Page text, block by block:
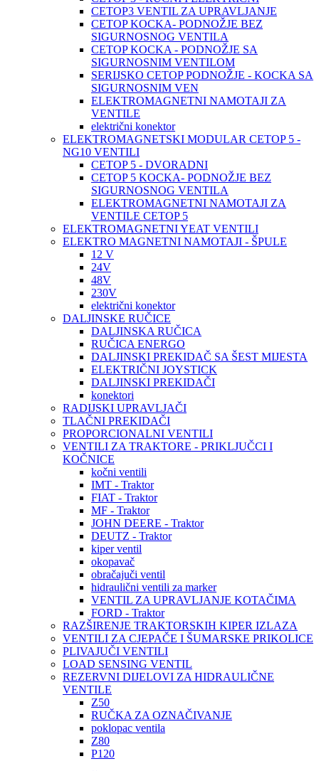
CETOP3 VENTIL ZA UPRAVLJANJE
CETOP KOCKA- PODNOŽJE BEZ
SIGURNOSNOG VENTILA
CETOP KOCKA - PODNOŽJE SA
SIGURNOSNIM VENTILOM
SERIJSKO CETOP PODNOŽJE - KOCKA SA
SIGURNOSNIM VEN
ELEKTROMAGNETNI NAMOTAJI ZA
VENTILE
električni konektor
ELEKTROMAGNETSKI MODULAR CETOP 5 -
NG10 VENTILI
CETOP 5 - DVORADNI
CETOP 5 KOCKA- PODNOŽJE BEZ
SIGURNOSNOG VENTILA
ELEKTROMAGNETNI NAMOTAJI ZA
VENTILE CETOP 5
ELEKTROMAGNETNI YEAT VENTILI
ELEKTRO MAGNETNI NAMOTAJI - ŠPULE
12 V
24V
48V
230V
električni konektor
DALJINSKE RUČICE
DALJINSKA RUČICA
RUČICA ENERGO
DALJINSKI PREKIDAČ SA ŠEST MIJESTA
ELEKTRIČNI JOYSTICK
DALJINSKI PREKIDAČI
konektori
RADIJSKI UPRAVLJAČI
TLAČNI PREKIDAČI
PROPORCIONALNI VENTILI
VENTILI ZA TRAKTORE - PRIKLJUČCI I
KOČNICE
kočni ventili
IMT - Traktor
FIAT - Traktor
MF - Traktor
JOHN DEERE - Traktor
DEUTZ - Traktor
kiper ventil
okopavač
obračajuči ventil
hidraulični ventili za marker
VENTIL ZA UPRAVLJANJE KOTAČIMA
FORD - Traktor
RAZŠIRENJE TRAKTORSKIH KIPER IZLAZA
VENTILI ZA CJEPAČE I ŠUMARSKE PRIKOLICE
PLIVAJUČI VENTILI
LOAD SENSING VENTIL
REZERVNI DIJELOVI ZA HIDRAULIČNE
VENTILE
Z50
RUČKA ZA OZNAČIVANJE
poklopac ventila
Z80
P120